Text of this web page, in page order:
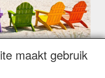
naast een hoop
maakt gebruik